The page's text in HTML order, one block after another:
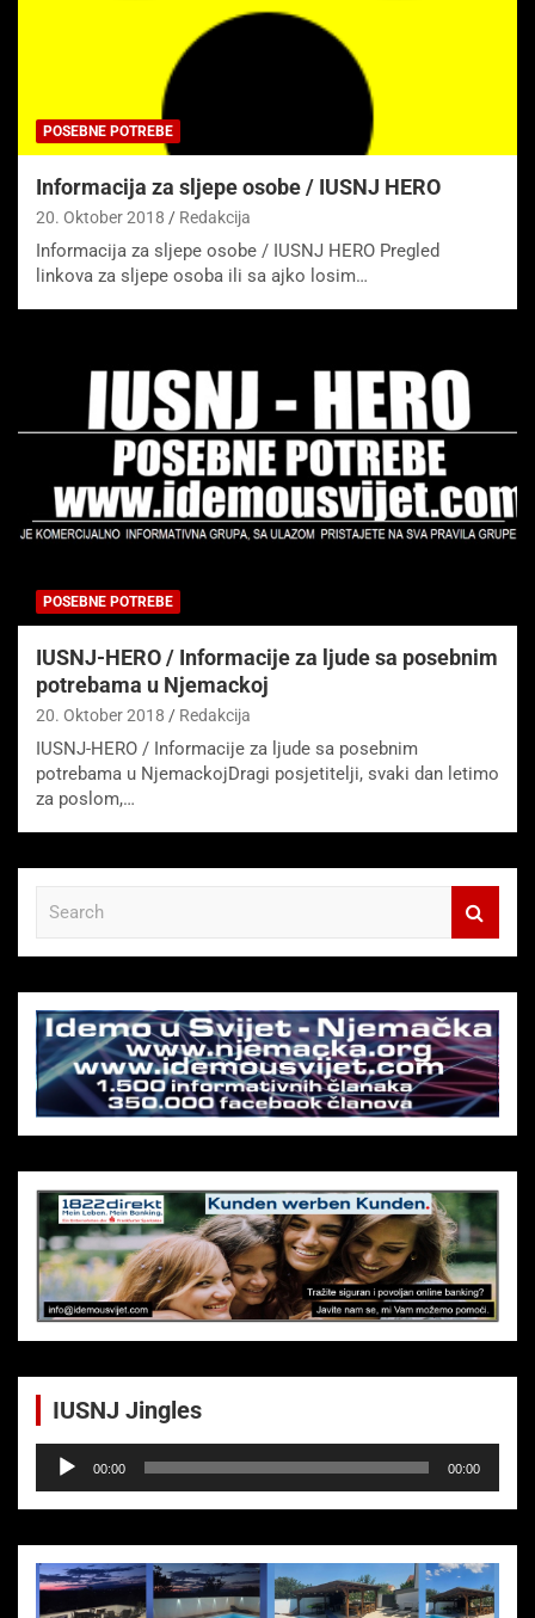
POSEBNE POTREBE
Informacija za sljepe osobe / IUSNJ HERO
20. Oktober 2018 Redakcija
Informacija za sljepe osobe / IUSNJ HERO Pregled
linkova za sljepe osoba ili sa ajko losim…
POSEBNE POTREBE
IUSNJ-HERO / Informacije za ljude sa posebnim
potrebama u Njemackoj
20. Oktober 2018 Redakcija
IUSNJ-HERO / Informacije za ljude sa posebnim
potrebama u NjemackojDragi posjetitelji, svaki dan letimo
za poslom,…
c
h
IUSNJ Jingles
Audio-
Player
00:00 00:00